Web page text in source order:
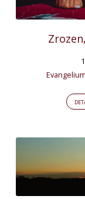
Evangelium